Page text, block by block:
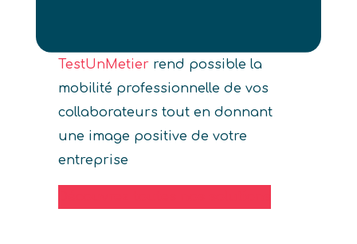
TestUnMetier rend possible la
mobilité professionnelle de vos
collaborateurs tout en donnant
une image positive de votre
entreprise